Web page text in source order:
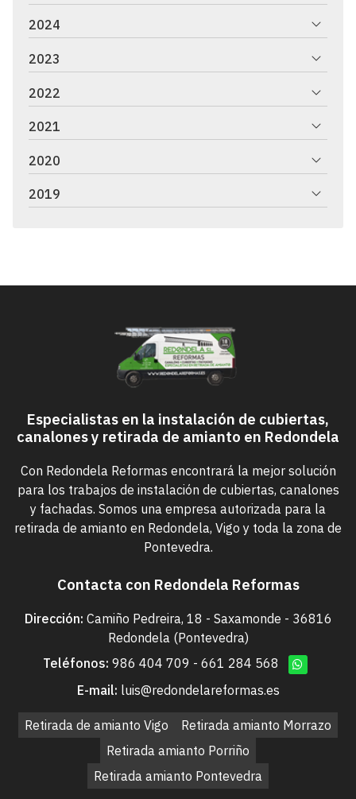
2024
2023
2022
2021
2020
2019
Especialistas en la instalación de cubiertas,
canalones y retirada de amianto en Redondela
Con Redondela Reformas encontrará la mejor solución
para los trabajos de instalación de cubiertas, canalones
y fachadas. Somos una empresa autorizada para la
retirada de amianto en Redondela, Vigo y toda la zona de
Pontevedra.
Contacta con Redondela Reformas
Dirección: Camiño Pedreira, 18 - Saxamonde - 36816
Redondela (Pontevedra)
Teléfonos: 986 404 709 - 661 284 568
E-mail: luis@redondelareformas.es
Retirada de amianto Vigo
Retirada amianto Morrazo
Retirada amianto Porriño
Retirada amianto Pontevedra